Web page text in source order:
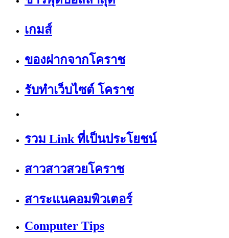
เกมส์
ของฝากจากโคราช
รับทำเว็บไซต์ โคราช
รวม Link ที่เป็นประโยชน์
สาวสาวสวยโคราช
สาระแนคอมพิวเตอร์
Computer Tips